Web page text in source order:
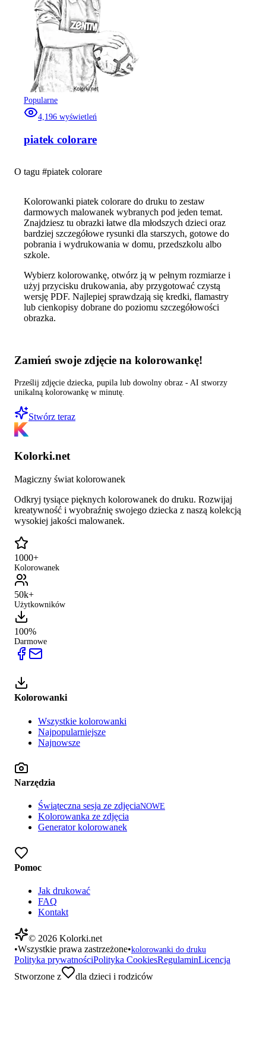
Popularne
4,196 wyświetleń
piatek colorare
O tagu #piatek colorare
Kolorowanki piatek colorare do druku to zestaw
darmowych malowanek wybranych pod jeden temat.
Znajdziesz tu obrazki łatwe dla młodszych dzieci oraz
bardziej szczegółowe rysunki dla starszych, gotowe do
pobrania i wydrukowania w domu, przedszkolu albo
szkole.
Wybierz kolorowankę, otwórz ją w pełnym rozmiarze i
użyj przycisku drukowania, aby przygotować czystą
wersję PDF. Najlepiej sprawdzają się kredki, flamastry
lub cienkopisy dobrane do poziomu szczegółowości
obrazka.
Zamień swoje zdjęcie na kolorowankę!
Prześlij zdjęcie dziecka, pupila lub dowolny obraz - AI stworzy
unikalną kolorowankę w minutę.
Stwórz teraz
Kolorki.net
Magiczny świat kolorowanek
Odkryj tysiące pięknych kolorowanek do druku. Rozwijaj
kreatywność i wyobraźnię swojego dziecka z naszą kolekcją
wysokiej jakości malowanek.
1000+
Kolorowanek
50k+
Użytkowników
100%
Darmowe
Kolorowanki
Wszystkie kolorowanki
Najpopularniejsze
Najnowsze
Narzędzia
Świąteczna sesja ze zdjęciaNOWE
Kolorowanka ze zdjęcia
Generator kolorowanek
Pomoc
Jak drukować
FAQ
Kontakt
© 2026 Kolorki.net
•Wszystkie prawa zastrzeżone•kolorowanki do druku
Polityka prywatnościPolityka CookiesRegulaminLicencja
Stworzone z
dla dzieci i rodziców